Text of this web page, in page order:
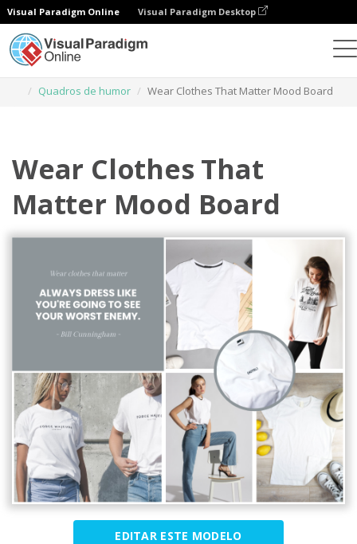
Visual Paradigm Online Visual Paradigm Desktop
Quadros de humor
Wear Clothes That Matter Mood Board
Wear Clothes That
Matter Mood Board
EDITAR ESTE MODELO